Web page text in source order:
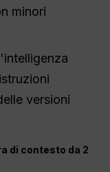
minori
versioni
di contesto da 2